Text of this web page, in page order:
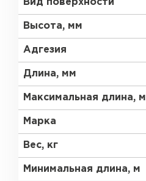
Вид поверхности
Высота, мм
Адгезия
Длина, мм
Максимальная длина, м
Марка
Вес, кг
Минимальная длина, м